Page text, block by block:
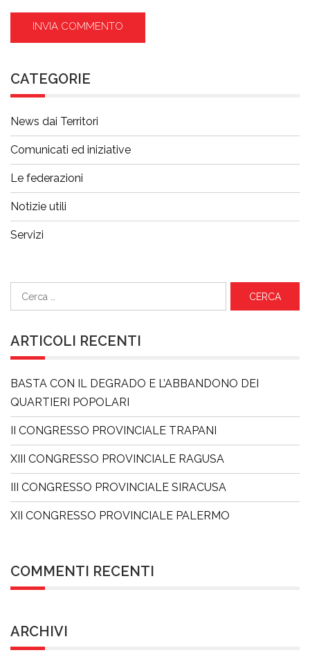
CATEGORIE
News dai Territori
Comunicati ed iniziative
Le federazioni
Notizie utili
Servizi
Ricerca
per:
ARTICOLI RECENTI
BASTA CON IL DEGRADO E L’ABBANDONO DEI
QUARTIERI POPOLARI
II CONGRESSO PROVINCIALE TRAPANI
XIII CONGRESSO PROVINCIALE RAGUSA
III CONGRESSO PROVINCIALE SIRACUSA
XII CONGRESSO PROVINCIALE PALERMO
COMMENTI RECENTI
ARCHIVI